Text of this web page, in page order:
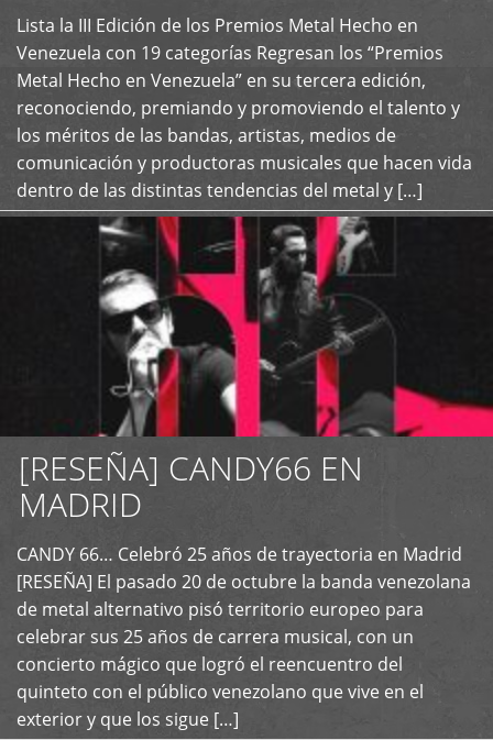
Lista la III Edición de los Premios Metal Hecho en
Venezuela con 19 categorías Regresan los “Premios
Metal Hecho en Venezuela” en su tercera edición,
reconociendo, premiando y promoviendo el talento y
los méritos de las bandas, artistas, medios de
comunicación y productoras musicales que hacen vida
dentro de las distintas tendencias del metal y […]
+
[RESEÑA] CANDY66 EN
MADRID
CANDY 66… Celebró 25 años de trayectoria en Madrid
[RESEÑA] El pasado 20 de octubre la banda venezolana
de metal alternativo pisó territorio europeo para
celebrar sus 25 años de carrera musical, con un
concierto mágico que logró el reencuentro del
quinteto con el público venezolano que vive en el
exterior y que los sigue […]
+